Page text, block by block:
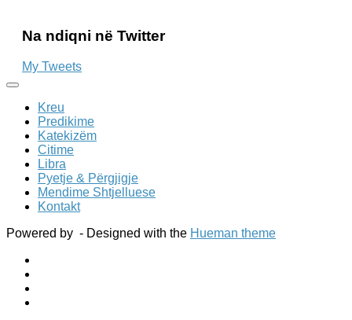
Na ndiqni në Twitter
My Tweets
Kreu
Predikime
Katekizëm
Citime
Libra
Pyetje & Përgjigje
Mendime Shtjelluese
Kontakt
Powered by - Designed with the Hueman theme